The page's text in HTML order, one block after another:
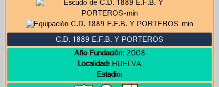
C.D. 1889 E.F.B. Y PORTEROS
Año Fundación:2008
Localidad:HUELVA
Estadio: